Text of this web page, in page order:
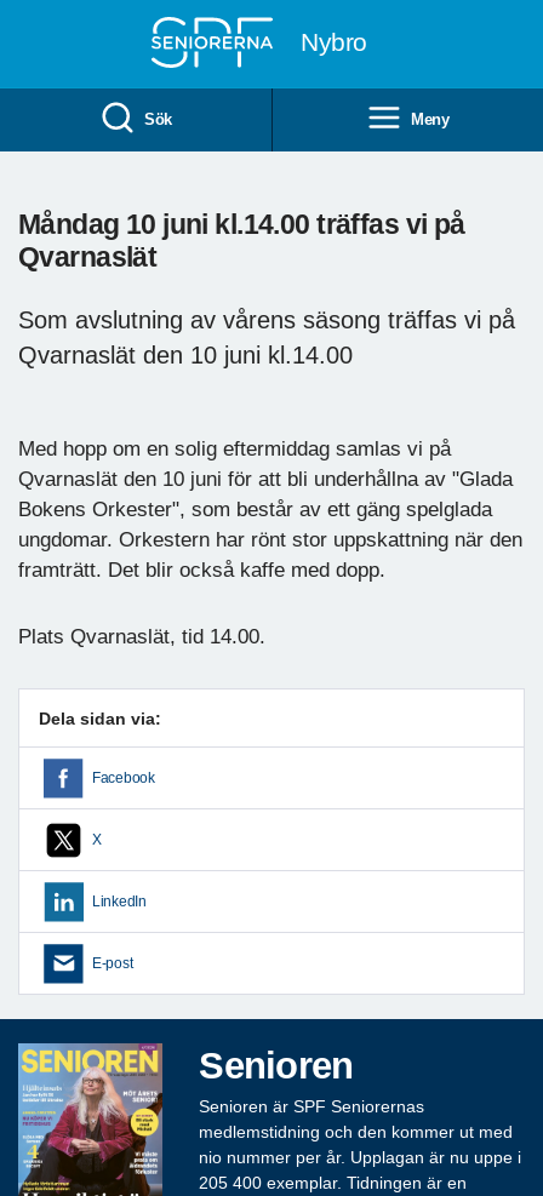
Nybro
Sök Meny
Måndag 10 juni kl.14.00 träffas vi på
Qvarnaslät
Som avslutning av vårens säsong träffas vi på
Qvarnaslät den 10 juni kl.14.00
Med hopp om en solig eftermiddag samlas vi på
Qvarnaslät den 10 juni för att bli underhållna av "Glada
Bokens Orkester", som består av ett gäng spelglada
ungdomar. Orkestern har rönt stor uppskattning när den
framträtt. Det blir också kaffe med dopp.
Plats Qvarnaslät, tid 14.00.
Dela sidan via:
Facebook
X
LinkedIn
E-post
Senioren
Senioren är SPF Seniorernas
medlemstidning och den kommer ut med
nio nummer per år. Upplagan är nu uppe i
205 400 exemplar. Tidningen är en